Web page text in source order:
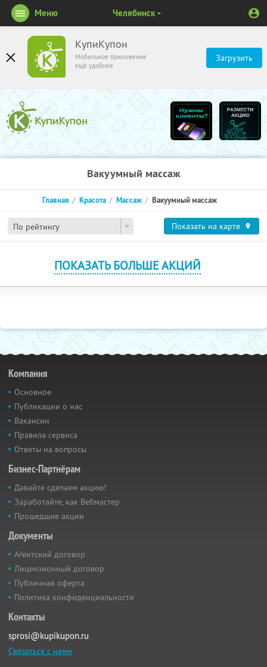
КупиКупон
Мобильное приложение
ещё удобнее
Загрузить
Меню Челябинск
Вакуумный массаж
По рейтингу
Главная Красота Массаж Вакуумный массаж
Показать на карте
ПОКАЗАТЬ БОЛЬШЕ АКЦИЙ
Компания
Основное
Публикации о нас
Вакансии
Правила сервиса
Ответы на вопросы
Бизнес-Партнёрам
Давайте сделаем акцию!
Заработайте, как Вебмастер
Прошедшие акции
Документы
Агентский договор
Лицензионный договор
Публичная оферта
Политика конфиденциальности
Контакты
sprosi@kupikupon.ru
Связаться с нами